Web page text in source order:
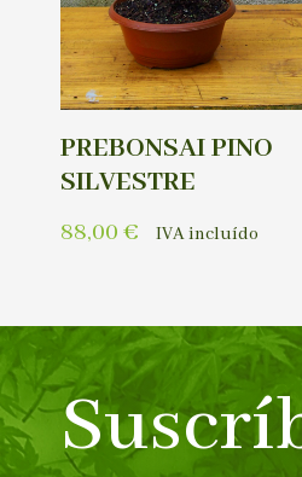
PREBONSAI PINO
SILVESTRE
88,00 € IVA incluído